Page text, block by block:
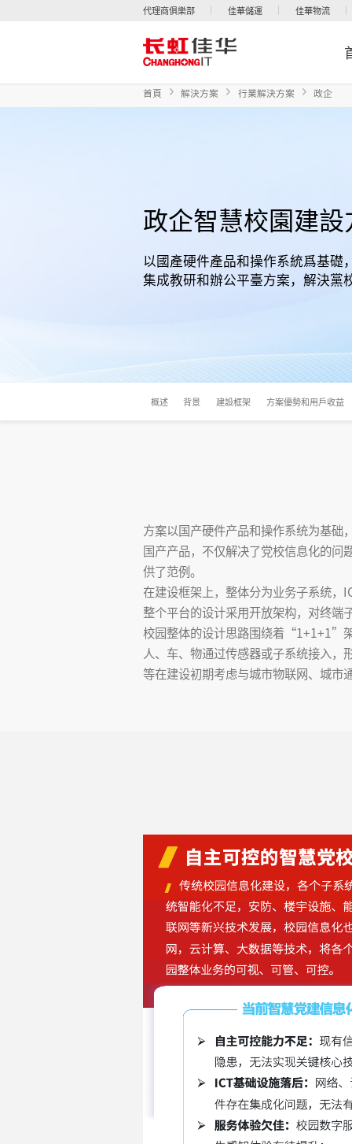
代理商俱樂部 佳華儲運 佳華物流
首頁 解決方案 行業解決方案 政企
政企智慧校園建設
以國產硬件產品和操作系統爲基礎
集成教研和辦公平臺方案，解決黨
概述 背景 建設框架 方案優勢和用戶收益
方案以国产硬件产品和操作系统为基础
国产产品，不仅解决了党校信息化的问
供了范例。
在建设框架上，整体分为业务子系统，
整个平台的设计采用开放架构，对终
校园整体的设计思路围绕着“1+1+1”
人、车、物通过传感器或子系统接入，
等在建设初期考虑与城市物联网、城市